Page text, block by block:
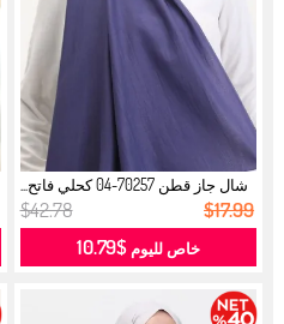
شال جاز قطن 70257-04 كحلي فاتح...
$42.78 $17.99
خاص لليوم$10.79